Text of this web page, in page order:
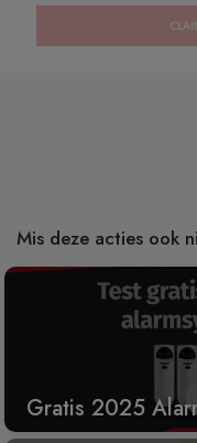
Mis deze acties ook
Gratis 2025